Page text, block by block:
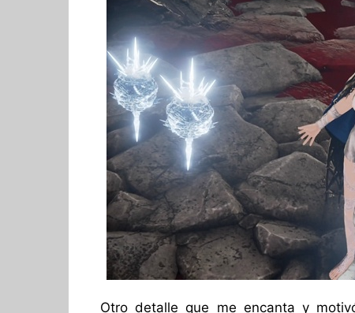
Otro detalle que me encanta y